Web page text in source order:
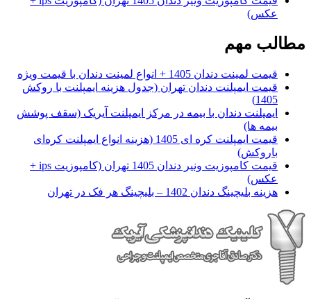
عکس)
مطالب مهم
قیمت لمینت دندان 1405 + انواع لمینت دندان با قیمت ویژه
قیمت ایمپلنت دندان تهران (جدول هزینه ایمپلنت با روکش
1405)
ایمپلنت دندان با بیمه در مرکز ایمپلنت آیریک (سقف پوشش
بیمه ها)
قیمت ایمپلنت کره ای‌ 1405 (هزینه انواع ایمپلنت کره‌ای
با‌روکش)
قیمت کامپوزیت ونیر دندان 1405 تهران (کامپوزیت ips +
عکس)
هزینه بلیچینگ دندان 1402 – بلیچینگ هر فک در تهران